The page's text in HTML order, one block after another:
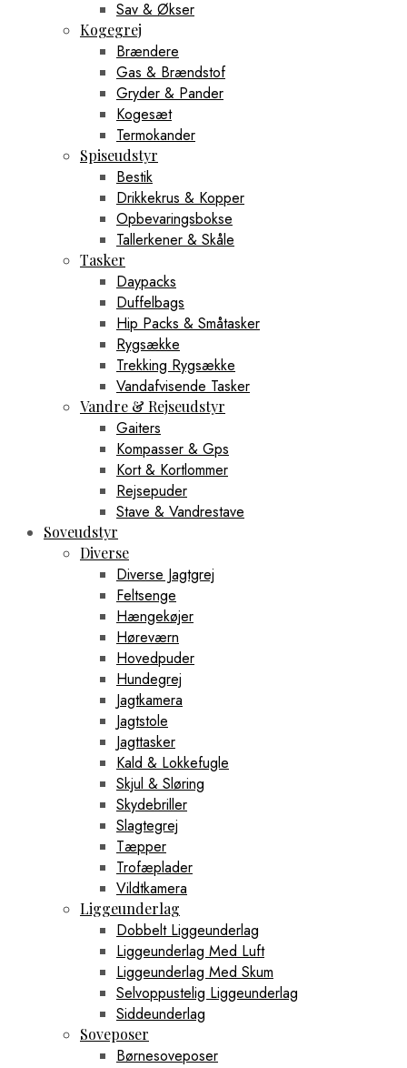
Sav & Økser
Kogegrej
Brændere
Gas & Brændstof
Gryder & Pander
Kogesæt
Termokander
Spiseudstyr
Bestik
Drikkekrus & Kopper
Opbevaringsbokse
Tallerkener & Skåle
Tasker
Daypacks
Duffelbags
Hip Packs & Småtasker
Rygsække
Trekking Rygsække
Vandafvisende Tasker
Vandre & Rejseudstyr
Gaiters
Kompasser & Gps
Kort & Kortlommer
Rejsepuder
Stave & Vandrestave
Soveudstyr
Diverse
Diverse Jagtgrej
Feltsenge
Hængekøjer
Høreværn
Hovedpuder
Hundegrej
Jagtkamera
Jagtstole
Jagttasker
Kald & Lokkefugle
Skjul & Sløring
Skydebriller
Slagtegrej
Tæpper
Trofæplader
Vildtkamera
Liggeunderlag
Dobbelt Liggeunderlag
Liggeunderlag Med Luft
Liggeunderlag Med Skum
Selvoppustelig Liggeunderlag
Siddeunderlag
Soveposer
Børnesoveposer